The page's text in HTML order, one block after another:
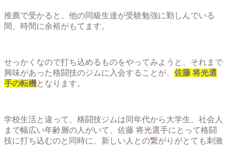
推薦で受かると、他の同級生達が受験勉強に勤しんでいる
間、時間に余裕がもてます。
せっかくなので打ち込めるものをやってみようと、それまで
興味があった格闘技のジムに入会することが、 佐藤 将光選
手の転機となります。
学校生活と違って、格闘技ジムは同年代から大学生、社会人
まで幅広い年齢層の人がいて、佐藤 将光選手にとって格闘
技に打ち込むのと同時に、新しい人との繋がりがとても刺激